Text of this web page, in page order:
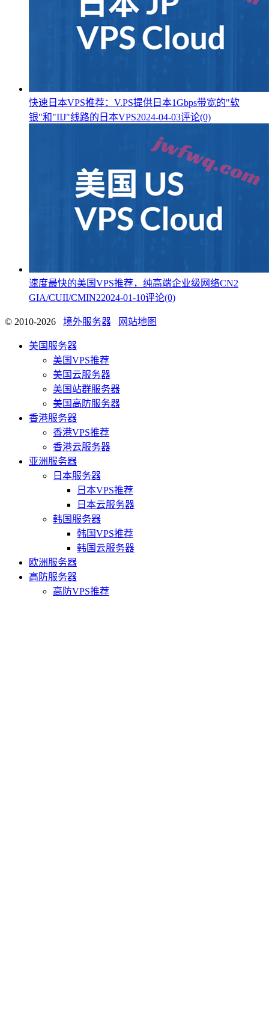
快速日本VPS推荐：V.PS提供日本1Gbps带宽的"软
银"和"IIJ"线路的日本VPS2024-04-03评论(0)
速度最快的美国VPS推荐，纯高端企业级网络CN2
GIA/CUII/CMIN22024-01-10评论(0)
© 2010-2026 境外服务器 网站地图
美国服务器
美国VPS推荐
美国云服务器
美国站群服务器
美国高防服务器
香港服务器
香港VPS推荐
香港云服务器
亚洲服务器
日本服务器
日本VPS推荐
日本云服务器
韩国服务器
韩国VPS推荐
韩国云服务器
欧洲服务器
高防服务器
高防VPS推荐